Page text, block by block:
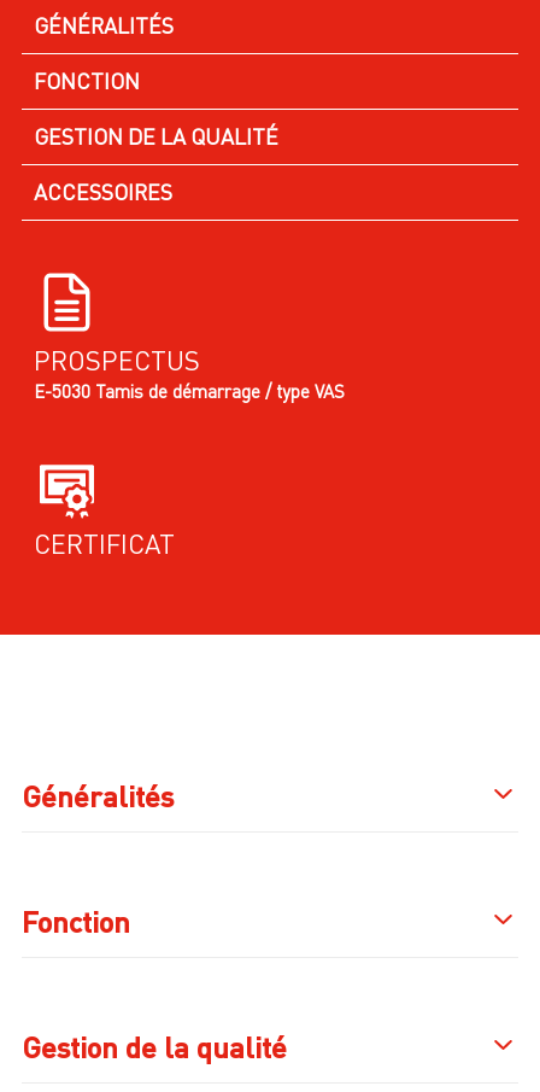
GÉNÉRALITÉS
FONCTION
GESTION DE LA QUALITÉ
ACCESSOIRES
PROSPECTUS
E-5030 Tamis de démarrage / type VAS
CERTIFICAT
Généralités
Fonction
Gestion de la qualité